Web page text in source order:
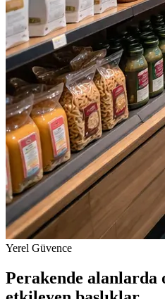
Yerel Güvence
Perakende alanlarda